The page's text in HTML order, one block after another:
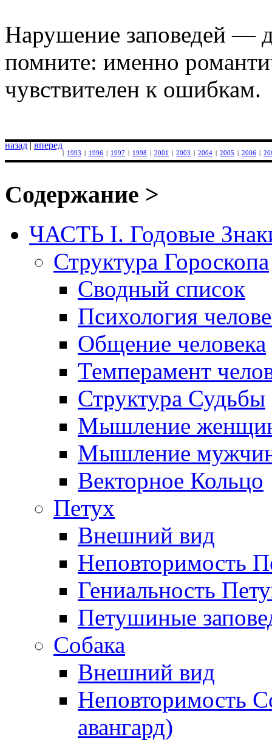
Нарушение заповедей —
помните: именно
чувствителен к ошибкам.
назад|вперед
1993 1996 1997 1998 2001 2003 2004 2005 2006
Содержание >
ЧАСТЬ I. Годовые
Структура Гороскопа
Сводный список
Психология
Общение человека
Темперамент
Структура Судьбы
Мышление
Мышление
Векторное Кольцо
Петух
Внешний вид
Неповторимость
Гениальность
Петушиные
Собака
Внешний вид
Неповторимость
авангард)